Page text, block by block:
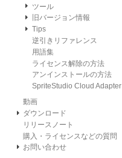
ツール
旧バージョン情報
Tips
逆引きリファレンス
用語集
ライセンス解除の方法
アンインストールの方法
SpriteStudio Cloud Adapter
動画
ダウンロード
リリースノート
購入・ライセンスなどの質問
お問い合わせ